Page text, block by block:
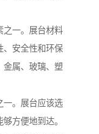
之一。展台材料
、安全性和环保
金属、玻璃、塑
一。展台应该选
方便地到达。